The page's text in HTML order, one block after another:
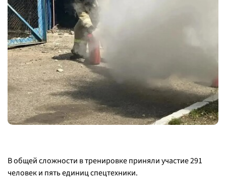
В общей сложности в тренировке приняли участие 291
человек и пять единиц спецтехники.